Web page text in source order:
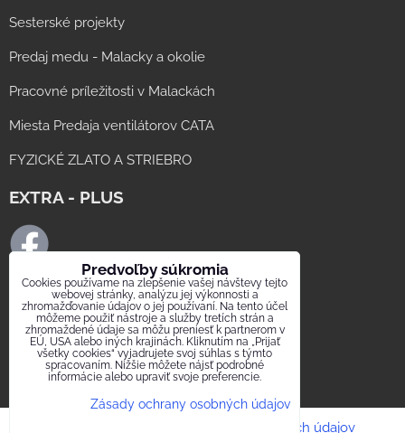
Sesterské projekty
Predaj medu - Malacky a okolie
Pracovné príležitosti v Malackách
Miesta Predaja ventilátorov CATA
FYZICKÉ ZLATO A STRIEBRO
EXTRA - PLUS
FB ELMAT SLOVAKIA
FB digestor.info
FB Elektrika.sk
FB ELEKTRIKA SK GROUP
Zásady ochrany osobných údajov
Predvoľby súkromia
Cookies používame na zlepšenie vašej návštevy tejto
webovej stránky, analýzu jej výkonnosti a
zhromažďovanie údajov o jej používaní. Na tento účel
môžeme použiť nástroje a služby tretích strán a
zhromaždené údaje sa môžu preniesť k partnerom v
EÚ, USA alebo iných krajinách. Kliknutím na „Prijať
všetky cookies“ vyjadrujete svoj súhlas s týmto
spracovaním. Nižšie môžete nájsť podrobné
informácie alebo upraviť svoje preferencie.
Zásady ochrany osobných údajov